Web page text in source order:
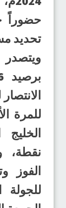
حضوراً
تحديد
ويتصدر
للمرة
نقطة،
الفوز